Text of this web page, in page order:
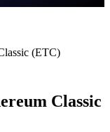
(ETC)
Classic